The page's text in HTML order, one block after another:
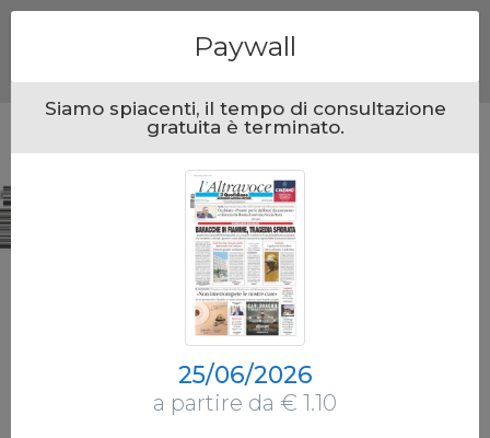
Paywall
Siamo spiacenti, il tempo di consultazione
gratuita è terminato.
25/06/2026
a partire da € 1.10